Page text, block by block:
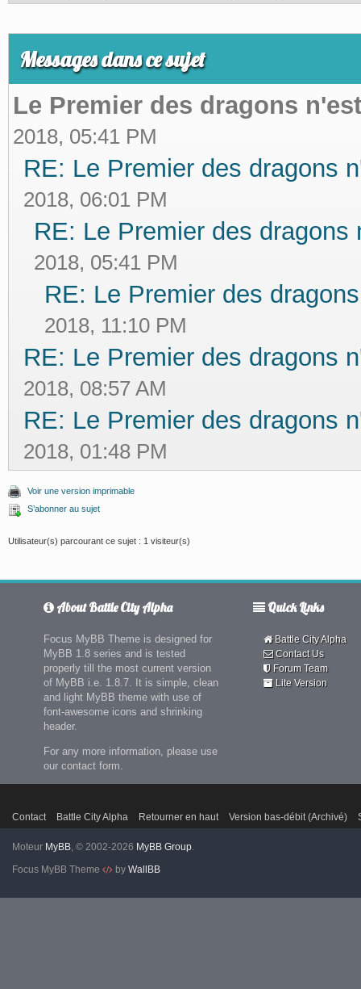
Messages dans ce sujet
Le Premier des dragons
2018, 05:41 PM
RE: Le Premier des dragons
2018, 06:01 PM
RE: Le Premier des dragons
2018, 05:41 PM
RE: Le Premier des
2018, 11:10 PM
RE: Le Premier des dragons
2018, 08:57 AM
RE: Le Premier des dragons
2018, 01:48 PM
Voir une version imprimable
S’abonner au sujet
Utilisateur(s) parcourant ce sujet : 1 visiteur(s)
About Battle City Alpha
Focus MyBB Theme is designed for
MyBB 1.8 series and is tested
properly till the most current version
of MyBB i.e. 1.8.7. It is simple, clean
and light MyBB theme with use of
font-awesome icons and shrinking
header.
For any more information, please use
our contact form.
Quick Links
Battle City Alpha
Contact Us
Forum Team
Lite Version
Contact Battle City Alpha Retourner en haut Version bas-débit (Archivé)
Moteur MyBB, © 2002-2026 MyBB Group.
Focus MyBB Theme
by WallBB